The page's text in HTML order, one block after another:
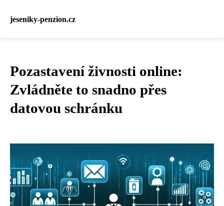
jeseniky-penzion.cz
Pozastavení živnosti online:
Zvládněte to snadno přes
datovou schránku